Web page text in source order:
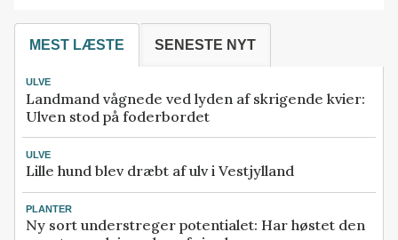
MEST LÆSTE SENESTE NYT
ULVE
Landmand vågnede ved lyden af skrigende kvier:
Ulven stod på foderbordet
ULVE
Lille hund blev dræbt af ulv i Vestjylland
PLANTER
Ny sort understreger potentialet: Har høstet den